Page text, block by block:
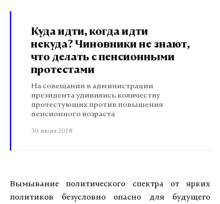
Куда идти, когда идти
некуда? Чиновники не знают,
что делать с пенсионными
протестами
На совещании в администрации
президента удивились количеству
протестующих против повышения
пенсионного возраста
30 июля 2018
Вымывание политического спектра от ярких
политиков безусловно опасно для будущего